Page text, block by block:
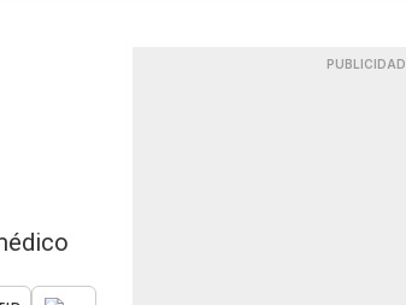
Edictos
PUBLICIDAD